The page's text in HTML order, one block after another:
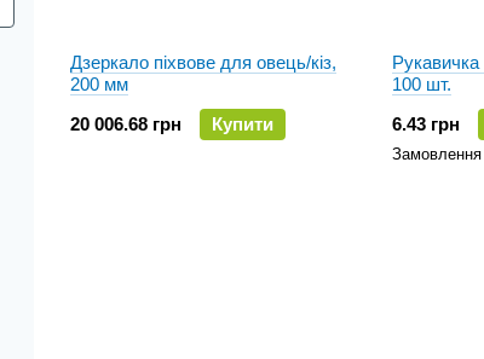
Дзеркало піхвове для овець/кіз,
200 мм
20 006.68 грн
Купити
Рукавичка
100 шт.
6.43 грн
Замовлення